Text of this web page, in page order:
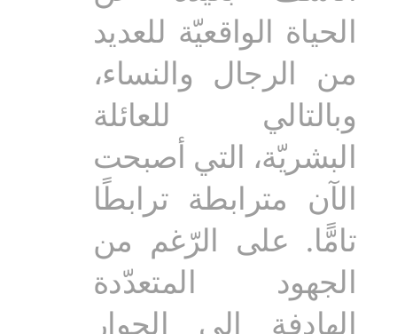
الحياة الواقعيّة للعديد
من الرجال والنساء،
وبالتالي للعائلة
البشريّة، التي أصبحت
الآن مترابطة ترابطًا
تامًّا. على الرّغم من
الجهود المتعدّدة
الهادفة إلى الحوار